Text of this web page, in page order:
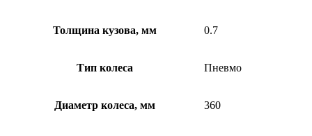
Толщина кузова, мм 0.7
Тип колеса Пневмо
Диаметр колеса, мм 360